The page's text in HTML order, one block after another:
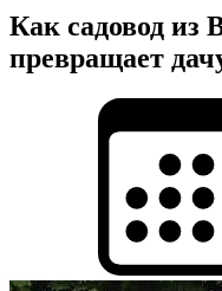
Как садовод из
превращает